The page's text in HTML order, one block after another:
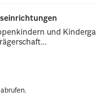
und
abrufen.